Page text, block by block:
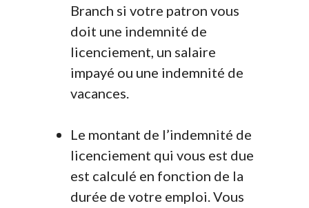
Branch si votre patron vous
doit une indemnité de
licenciement, un salaire
impayé ou une indemnité de
vacances.
Le montant de l’indemnité de
licenciement qui vous est due
est calculé en fonction de la
durée de votre emploi. Vous